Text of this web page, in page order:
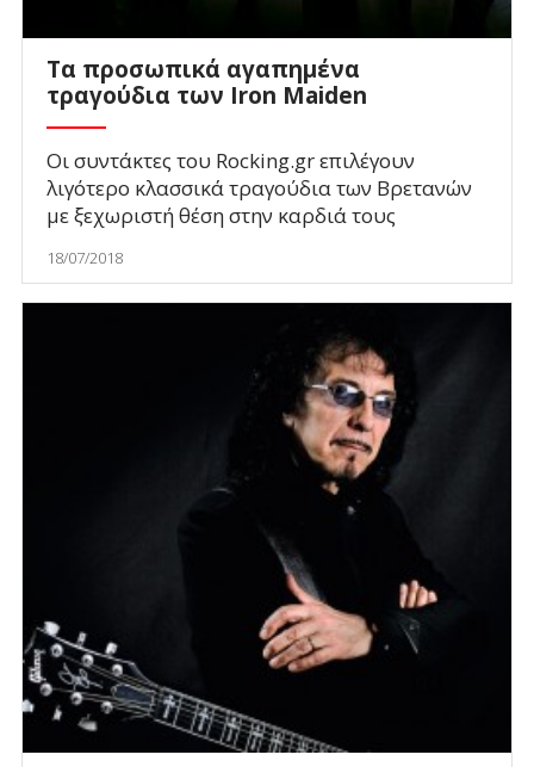
Τα προσωπικά αγαπημένα
τραγούδια των Iron Maiden
Οι συντάκτες του Rocking.gr επιλέγουν
λιγότερο κλασσικά τραγούδια των Βρετανών
με ξεχωριστή θέση στην καρδιά τους
18/07/2018